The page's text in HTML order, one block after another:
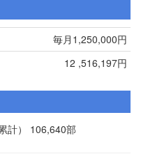
毎月1,250,000円
12 ,516,197円
計） 106,640部